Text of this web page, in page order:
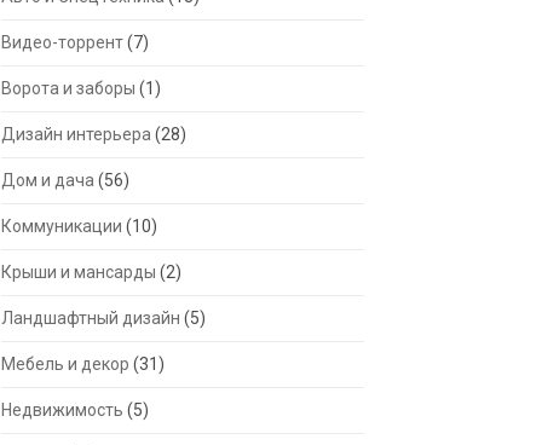
Видео-торрент(7)
Ворота и заборы (1)
Дизайн интерьера (28)
Дом и дача (56)
Коммуникации (10)
Крыши и мансарды (2)
Ландшафтный дизайн (5)
Мебель и декор (31)
Недвижимость (5)